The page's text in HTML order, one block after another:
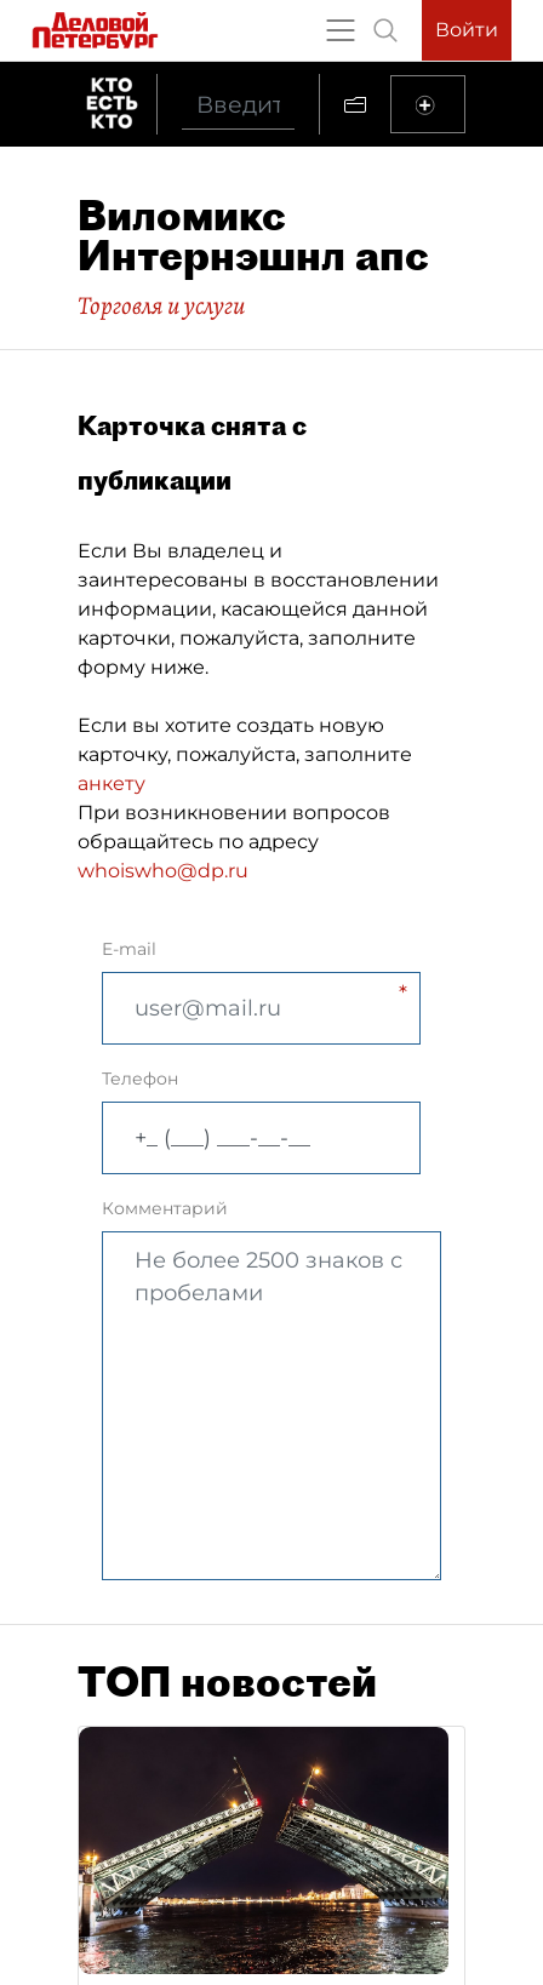
Войти
Виломикс
Интернэшнл апс
Торговля и услуги
Карточка снята с
публикации
Если Вы владелец и
заинтересованы в восстановлении
информации, касающейся данной
карточки, пожалуйста, заполните
форму ниже.
Если вы хотите создать новую
карточку, пожалуйста, заполните
анкету
При возникновении вопросов
обращайтесь по адресу
whoiswho@dp.ru
E-mail
Телефон
Комментарий
ТОП новостей